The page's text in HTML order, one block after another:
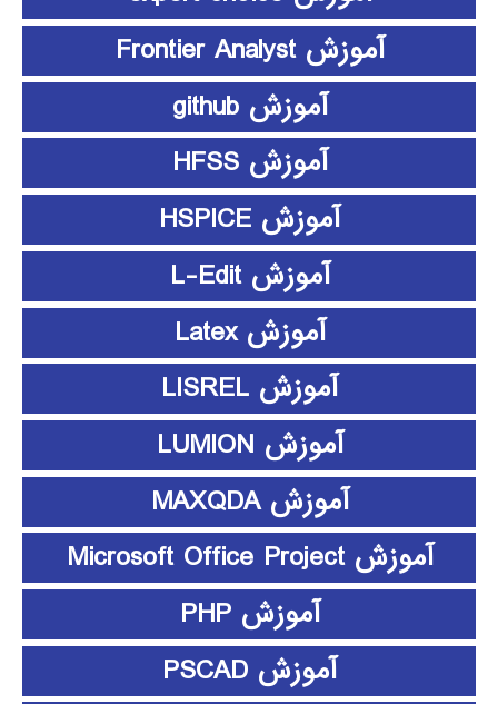
آموزش Frontier Analyst
آموزش github
آموزش HFSS
آموزش HSPICE
آموزش L-Edit
آموزش Latex
آموزش LISREL
آموزش LUMION
آموزش MAXQDA
آموزش Microsoft Office Project
آموزش PHP
آموزش PSCAD